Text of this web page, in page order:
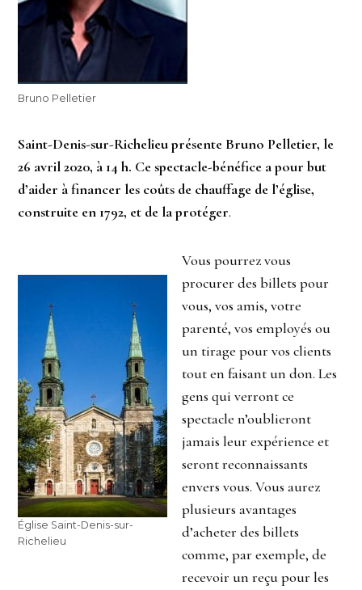
Bruno Pelletier
Saint-Denis-sur-Richelieu présente Bruno Pelletier, le
26 avril 2020, à 14 h. Ce spectacle-bénéfice a pour but
d’aider à financer les coûts de chauffage de l’église,
construite en 1792, et de la protéger.
Église Saint-Denis-sur-
Richelieu
Vous pourrez vous
procurer des billets pour
vous, vos amis, votre
parenté, vos employés ou
un tirage pour vos clients
tout en faisant un don. Les
gens qui verront ce
spectacle n’oublieront
jamais leur expérience et
seront reconnaissants
envers vous. Vous aurez
plusieurs avantages
d’acheter des billets
comme, par exemple, de
recevoir un reçu pour les